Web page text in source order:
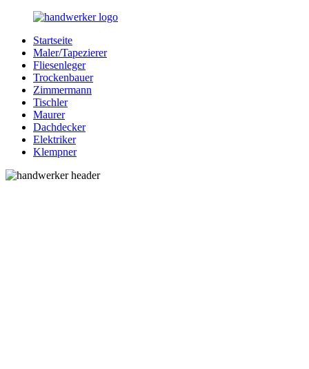
Zurück
Inhalt
Bessere-
Handwerker.de
Handwerker
Ihrer
Nähe
Startseite
Maler/Tapezierer
Fliesenleger
Trockenbauer
Zimmermann
Tischler
Maurer
Dachdecker
Elektriker
Klempner